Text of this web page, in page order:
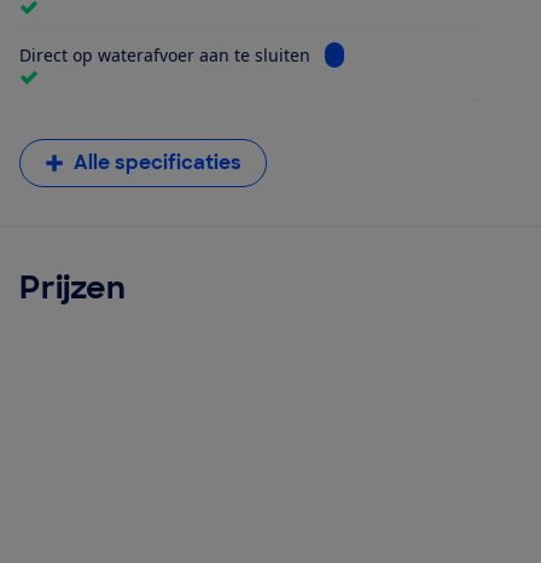
Direct op waterafvoer aan te sluiten Bekijk informatie voor
Alle specificaties
Prijzen